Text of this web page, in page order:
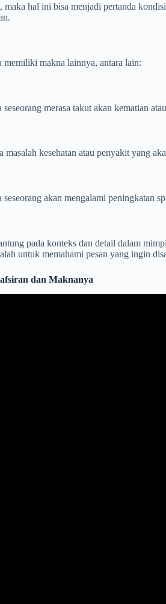
hal ini bisa menjadi pertanda
memiliki makna lainnya, antara lain:
merasa takut akan kematian
kesehatan atau penyakit yang
akan mengalami peningkatan
pada konteks dan detail dalam
untuk memahami pesan yang ingin
dan Maknanya